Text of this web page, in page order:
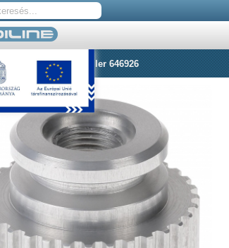
Herma Pulley Z32 Roller 646926